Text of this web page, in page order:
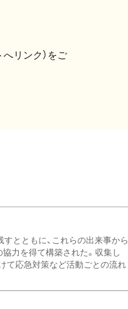
へリンク）をご
とともに、これらの出来事から
力を得て構築された。収集し
て応急対策など活動ごとの流れ